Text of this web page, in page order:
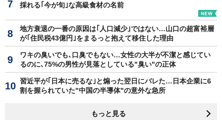
採れる｢今が旬｣な高級食材の名前
地方衰退の一番の原因は｢人口減少｣ではない…山口の超富裕層
が｢住民税43億円｣をまるっと抱えて移住した理由
ワキの臭いでも､口臭でもない…女性の大半が不潔と感じてい
るのに､75%の男性が見落としている"臭い"の正体
習近平が｢日本に売るな｣と煽った翌日にバレた…日本企業に6
割を握られていた"中国の半導体"の意外な急所
もっと見る